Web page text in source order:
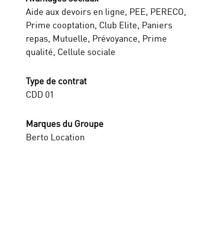
Aide aux devoirs en ligne, PEE, PERECO,
Prime cooptation, Club Elite, Paniers
repas, Mutuelle, Prévoyance, Prime
qualité, Cellule sociale
Type de contrat
CDD 01
Marques du Groupe
Berto Location